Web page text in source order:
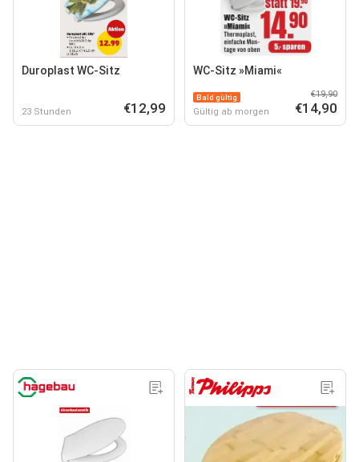
Duroplast WC-Sitz
23 Stunden €12,99
WC-Sitz »Miami«
Bald gültig
Gültig ab morgen
€19,90
€14,90